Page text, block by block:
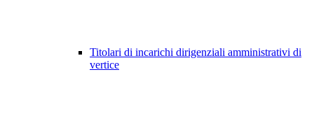
Titolari di incarichi dirigenziali amministrativi di
vertice